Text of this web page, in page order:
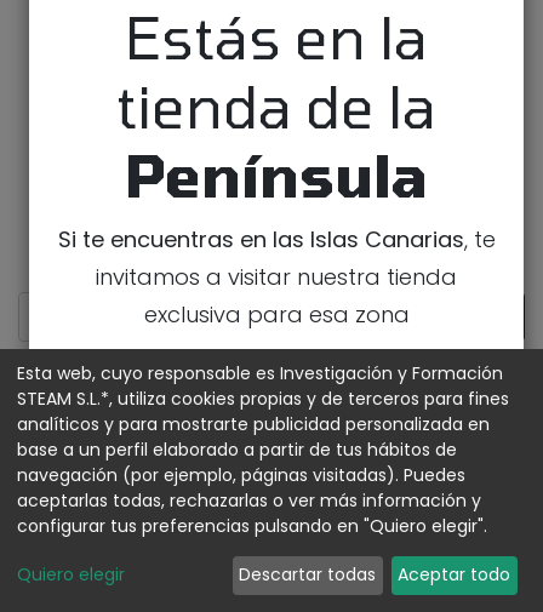
Estás en la
tienda de la
Península
Si te encuentras en las Islas Canarias, te
invitamos a visitar nuestra tienda
exclusiva para esa zona
IR A LA TIENDA DE CANARIAS
MOSTRAR CATEGORÍAS
Esta web, cuyo responsable es Investigación y Formación
STEAM S.L.*, utiliza cookies propias y de terceros para fines
analíticos y para mostrarte publicidad personalizada en
base a un perfil elaborado a partir de tus hábitos de
navegación (por ejemplo, páginas visitadas). Puedes
aceptarlas todas, rechazarlas o ver más información y
configurar tus preferencias pulsando en "Quiero elegir".
Quiero elegir Descartar todas Aceptar todo